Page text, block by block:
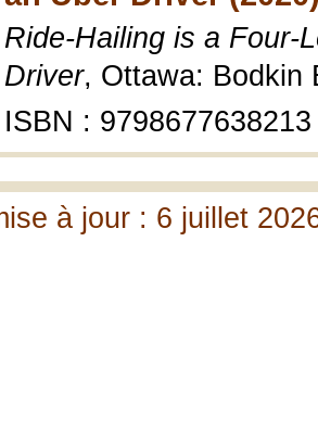
Ride-Hailing is a Four-
Driver, Ottawa: Bodkin
ISBN : 9798677638213
à jour : 6 juillet